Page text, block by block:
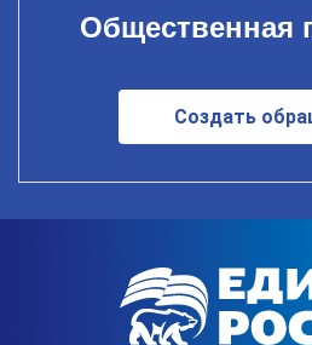
Общественная
Создать